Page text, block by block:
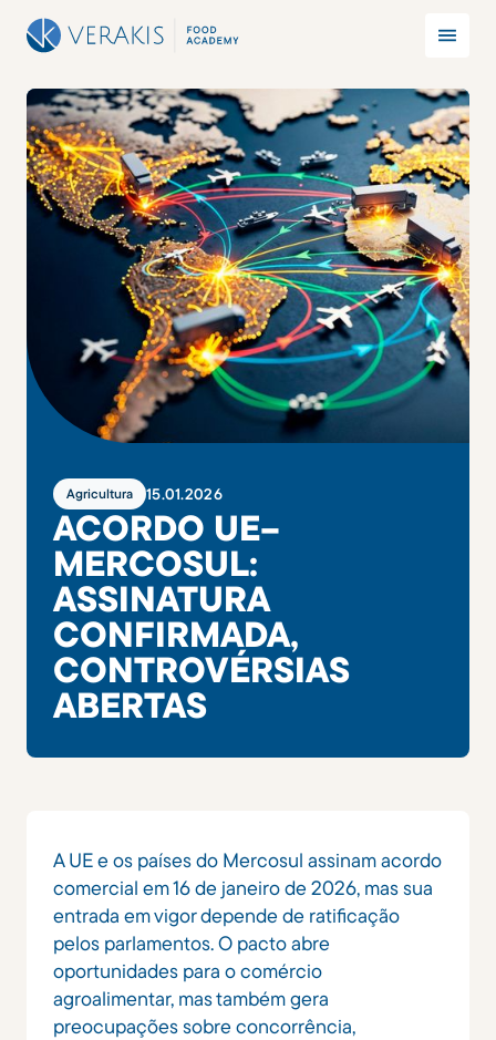
Agricultura 15.01.2026
ACORDO UE–
MERCOSUL:
ASSINATURA
CONFIRMADA,
CONTROVÉRSIAS
ABERTAS
A UE e os países do Mercosul assinam acordo
comercial em 16 de janeiro de 2026, mas sua
entrada em vigor depende de ratificação
pelos parlamentos. O pacto abre
oportunidades para o comércio
agroalimentar, mas também gera
preocupações sobre concorrência,